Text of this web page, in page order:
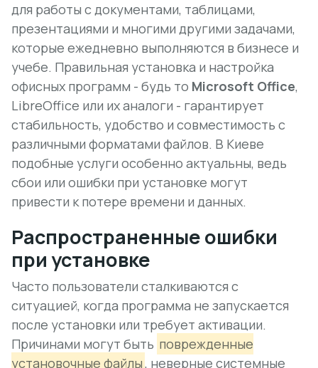
для работы с документами, таблицами,
презентациями и многими другими задачами,
которые ежедневно выполняются в бизнесе и
учебе. Правильная установка и настройка
офисных программ - будь то Microsoft Office,
LibreOffice или их аналоги - гарантирует
стабильность, удобство и совместимость с
различными форматами файлов. В Киеве
подобные услуги особенно актуальны, ведь
сбои или ошибки при установке могут
привести к потере времени и данных.
Распространенные ошибки
при установке
Часто пользователи сталкиваются с
ситуацией, когда программа не запускается
после установки или требует активации.
Причинами могут быть поврежденные
установочные файлы, неверные системные